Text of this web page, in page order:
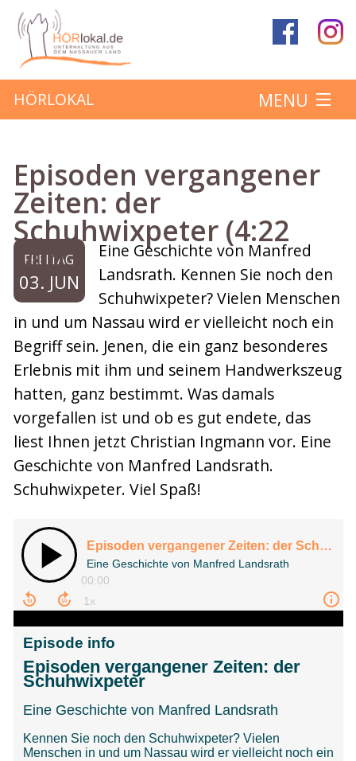
HÖRLOKAL MENU
Hörbeiträge
Über das Projekt
Mitmachen
Kontakt
Episoden vergangener
Zeiten: der
Schuhwixpeter (4:22
Min.)
FREITAG
03. JUN
Eine Geschichte von Manfred
Landsrath. Kennen Sie noch den
Schuhwixpeter? Vielen Menschen
in und um Nassau wird er vielleicht noch ein
Begriff sein. Jenen, die ein ganz besonderes
Erlebnis mit ihm und seinem Handwerkszeug
hatten, ganz bestimmt. Was damals
vorgefallen ist und ob es gut endete, das
liest Ihnen jetzt Christian Ingmann vor. Eine
Geschichte von Manfred Landsrath.
Schuhwixpeter. Viel Spaß!